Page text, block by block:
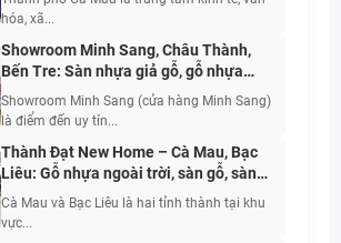
hóa, xã...
Showroom Minh Sang, Châu Thành,
Bến Tre: Sàn nhựa giả gỗ, gỗ nhựa
ngoài trời, tấm ốp than tre, tấm nhựa
giả đá
Showroom Minh Sang (cửa hàng Minh Sang)
là điểm đến uy tín...
Thành Đạt New Home – Cà Mau, Bạc
Liêu: Gỗ nhựa ngoài trời, sàn gỗ, sàn
nhựa, tấm ốp, sơn nước nội ngoại thất
Cà Mau và Bạc Liêu là hai tỉnh thành tại khu
vực...